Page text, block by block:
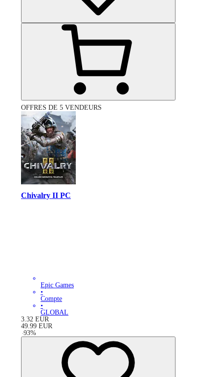
OFFRES DE 5 VENDEURS
Chivalry II PC
Epic Games
•
Compte
•
GLOBAL
3.32 EUR
49.99 EUR
-93%